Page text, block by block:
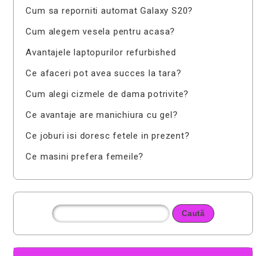
Cum sa reporniti automat Galaxy S20?
Cum alegem vesela pentru acasa?
Avantajele laptopurilor refurbished
Ce afaceri pot avea succes la tara?
Cum alegi cizmele de dama potrivite?
Ce avantaje are manichiura cu gel?
Ce joburi isi doresc fetele in prezent?
Ce masini prefera femeile?